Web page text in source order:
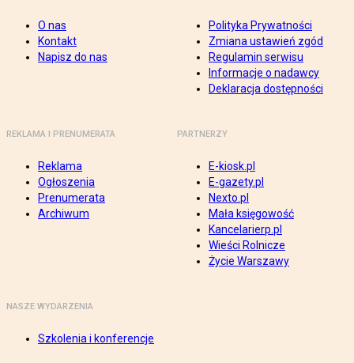
O nas
Kontakt
Napisz do nas
Polityka Prywatności
Zmiana ustawień zgód
Regulamin serwisu
Informacje o nadawcy
Deklaracja dostępności
REKLAMA I PRENUMERATA
Reklama
Ogłoszenia
Prenumerata
Archiwum
PARTNERZY
E-kiosk.pl
E-gazety.pl
Nexto.pl
Mała księgowość
Kancelarierp.pl
Wieści Rolnicze
Życie Warszawy
NASZE WYDARZENIA
Szkolenia i konferencje